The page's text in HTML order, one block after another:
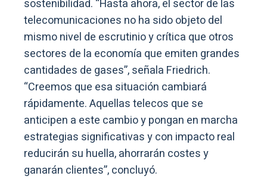
sostenibilidad. “Hasta ahora, el sector de las
telecomunicaciones no ha sido objeto del
mismo nivel de escrutinio y crítica que otros
sectores de la economía que emiten grandes
cantidades de gases”, señala Friedrich.
“Creemos que esa situación cambiará
rápidamente. Aquellas telecos que se
anticipen a este cambio y pongan en marcha
estrategias significativas y con impacto real
reducirán su huella, ahorrarán costes y
ganarán clientes”, concluyó.